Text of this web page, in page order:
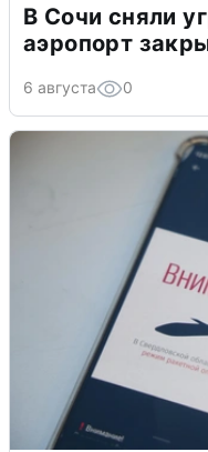
В Сочи сняли
аэропорт
6 августа 0